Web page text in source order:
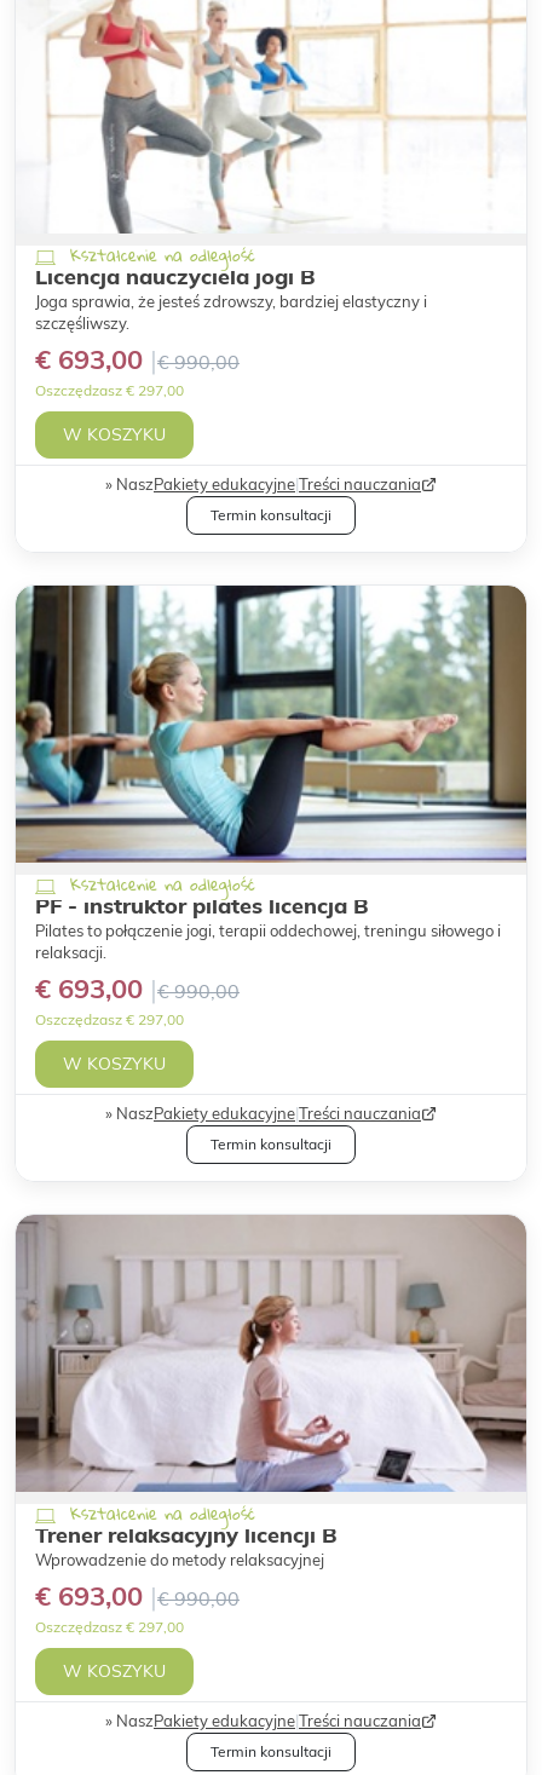
Kształcenie na odległość
Licencja nauczyciela jogi B
Joga sprawia, że jesteś zdrowszy, bardziej elastyczny i
szczęśliwszy.
€ 693,00 € 990,00
Oszczędzasz € 297,00
W KOSZYKU
NaszPakiety edukacyjne|Treści nauczania
Termin konsultacji
Kształcenie na odległość
PF - instruktor pilates licencja B
Pilates to połączenie jogi, terapii oddechowej, treningu siłowego i
relaksacji.
€ 693,00 € 990,00
Oszczędzasz € 297,00
W KOSZYKU
NaszPakiety edukacyjne|Treści nauczania
Termin konsultacji
Kształcenie na odległość
Trener relaksacyjny licencji B
Wprowadzenie do metody relaksacyjnej
€ 693,00 € 990,00
Oszczędzasz € 297,00
W KOSZYKU
NaszPakiety edukacyjne|Treści nauczania
Termin konsultacji